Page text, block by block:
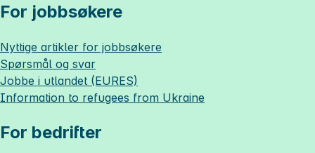
For jobbsøkere
Nyttige artikler for jobbsøkere
Spørsmål og svar
Jobbe i utlandet (EURES)
Information to refugees from Ukraine
For bedrifter